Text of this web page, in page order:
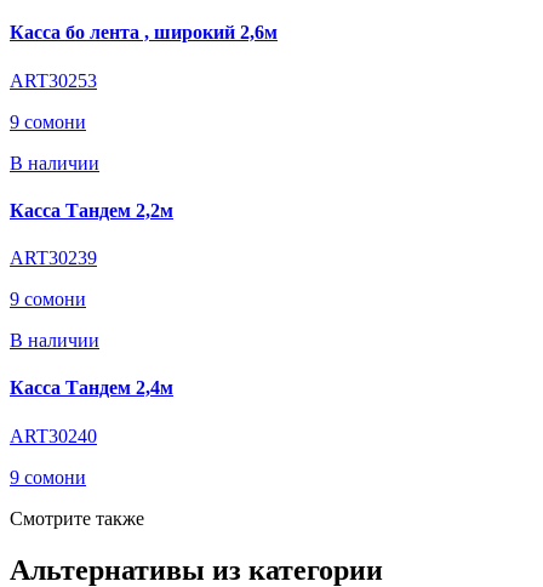
Касса бо лента , широкий 2,6м
ART30253
9 сомони
В наличии
Касса Тандем 2,2м
ART30239
9 сомони
В наличии
Касса Тандем 2,4м
ART30240
9 сомони
Смотрите также
Альтернативы из категории